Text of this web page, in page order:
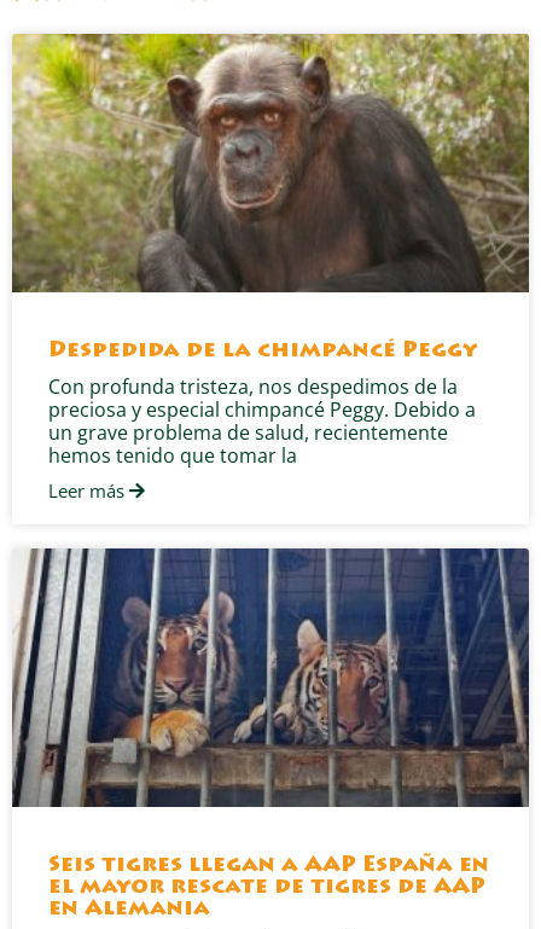
Despedida de la chimpancé Peggy
Con profunda tristeza, nos despedimos de la
preciosa y especial chimpancé Peggy. Debido a
un grave problema de salud, recientemente
hemos tenido que tomar la
Leer más
Seis tigres llegan a AAP España en
el mayor rescate de tigres de AAP
en Alemania